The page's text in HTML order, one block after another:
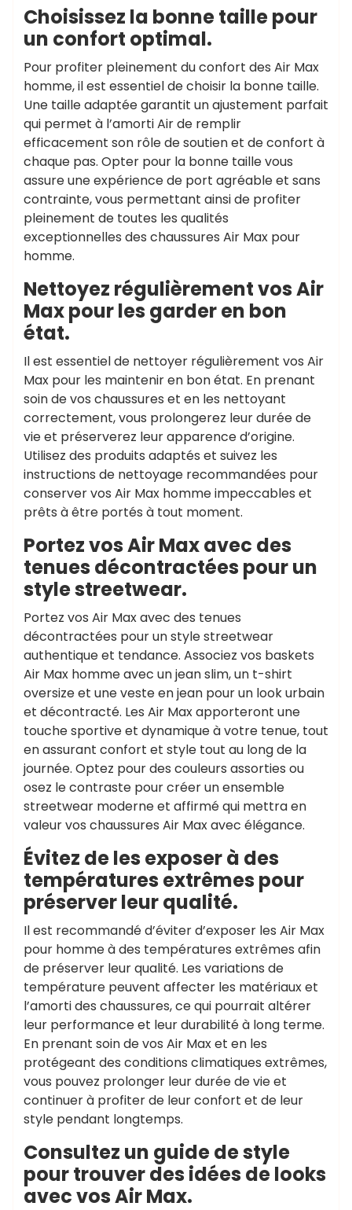
Choisissez la bonne taille pour
un confort optimal.
Pour profiter pleinement du confort des Air Max
homme, il est essentiel de choisir la bonne taille.
Une taille adaptée garantit un ajustement parfait
qui permet à l’amorti Air de remplir
efficacement son rôle de soutien et de confort à
chaque pas. Opter pour la bonne taille vous
assure une expérience de port agréable et sans
contrainte, vous permettant ainsi de profiter
pleinement de toutes les qualités
exceptionnelles des chaussures Air Max pour
homme.
Nettoyez régulièrement vos Air
Max pour les garder en bon
état.
Il est essentiel de nettoyer régulièrement vos Air
Max pour les maintenir en bon état. En prenant
soin de vos chaussures et en les nettoyant
correctement, vous prolongerez leur durée de
vie et préserverez leur apparence d’origine.
Utilisez des produits adaptés et suivez les
instructions de nettoyage recommandées pour
conserver vos Air Max homme impeccables et
prêts à être portés à tout moment.
Portez vos Air Max avec des
tenues décontractées pour un
style streetwear.
Portez vos Air Max avec des tenues
décontractées pour un style streetwear
authentique et tendance. Associez vos baskets
Air Max homme avec un jean slim, un t-shirt
oversize et une veste en jean pour un look urbain
et décontracté. Les Air Max apporteront une
touche sportive et dynamique à votre tenue, tout
en assurant confort et style tout au long de la
journée. Optez pour des couleurs assorties ou
osez le contraste pour créer un ensemble
streetwear moderne et affirmé qui mettra en
valeur vos chaussures Air Max avec élégance.
Évitez de les exposer à des
températures extrêmes pour
préserver leur qualité.
Il est recommandé d’éviter d’exposer les Air Max
pour homme à des températures extrêmes afin
de préserver leur qualité. Les variations de
température peuvent affecter les matériaux et
l’amorti des chaussures, ce qui pourrait altérer
leur performance et leur durabilité à long terme.
En prenant soin de vos Air Max et en les
protégeant des conditions climatiques extrêmes,
vous pouvez prolonger leur durée de vie et
continuer à profiter de leur confort et de leur
style pendant longtemps.
Consultez un guide de style
pour trouver des idées de looks
avec vos Air Max.